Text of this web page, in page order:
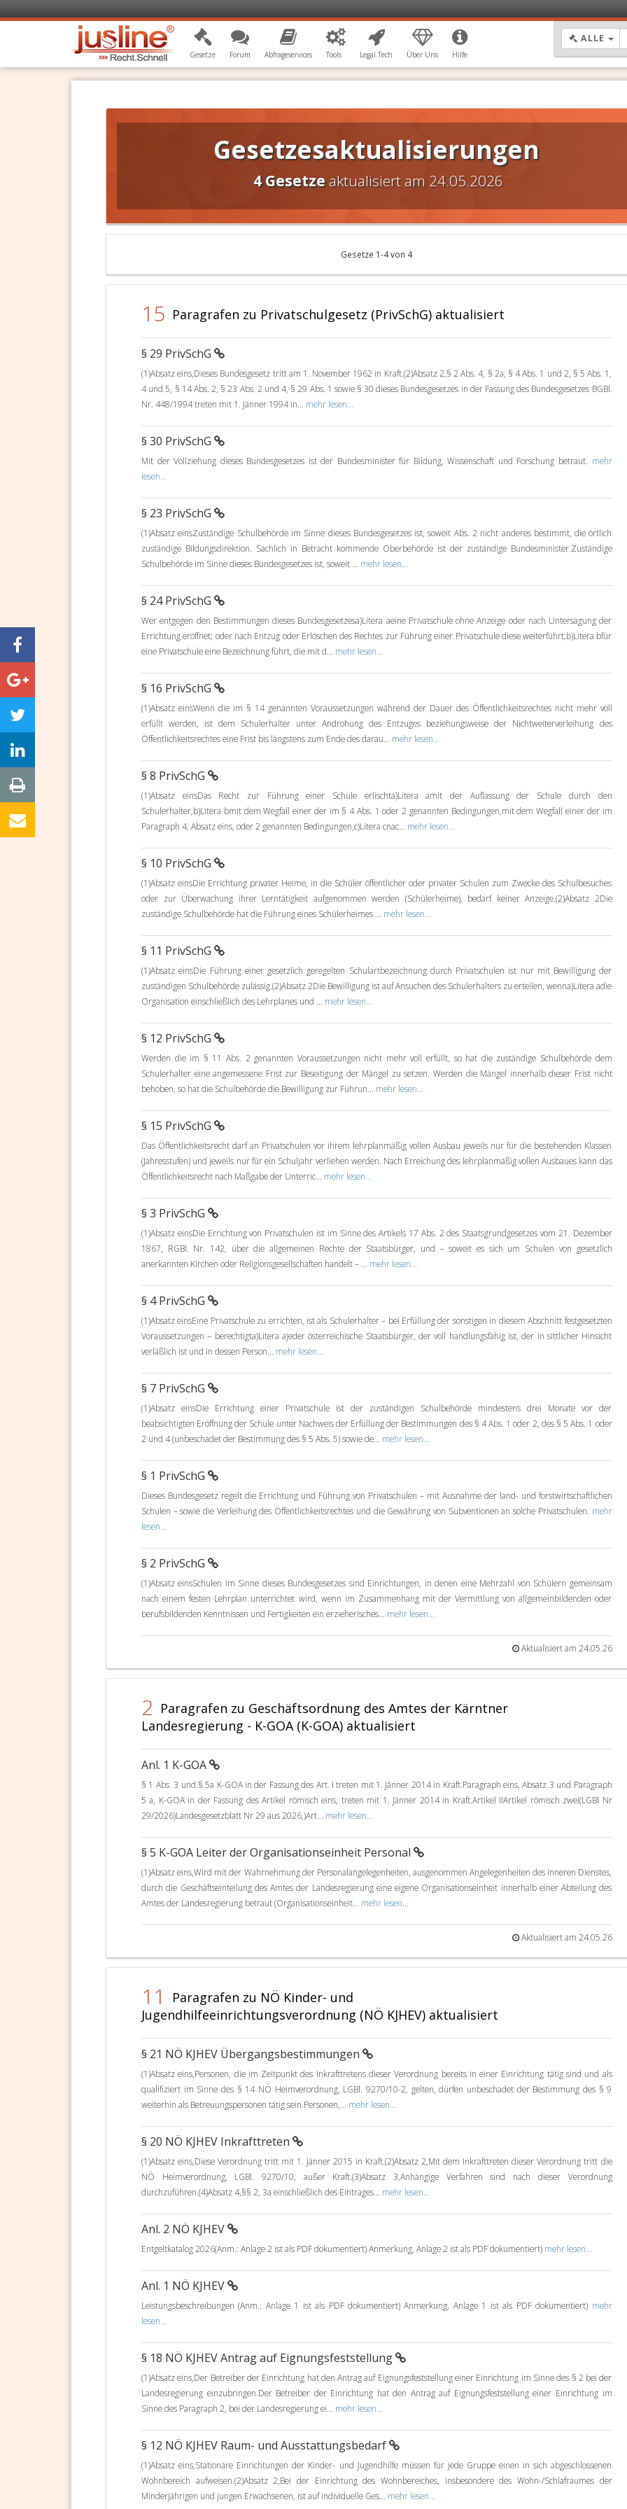
Gesetze Forum Abfrageservices Tools Legal.Tech Über Uns Hilfe
ALLE
Gesetzesaktualisierungen
4 Gesetzeaktualisiert am 24.05.2026
Gesetze 1-4 von 4
15 Paragrafen zu Privatschulgesetz (PrivSchG) aktualisiert
§ 29 PrivSchG
(1)Absatz eins,Dieses Bundesgesetz tritt am 1. November 1962 in Kraft.(2)Absatz 2,§ 2 Abs. 4, § 2a, § 4 Abs. 1 und 2, § 5 Abs. 1,
4 und 5, § 14 Abs. 2, § 23 Abs. 2 und 4, § 29 Abs. 1 sowie § 30 dieses Bundesgesetzes in der Fassung des Bundesgesetzes BGBl.
Nr. 448/1994 treten mit 1. Jänner 1994 in... mehr lesen...
§ 30 PrivSchG
Mit der Vollziehung dieses Bundesgesetzes ist der Bundesminister für Bildung, Wissenschaft und Forschung betraut. mehr
lesen...
§ 23 PrivSchG
(1)Absatz einsZuständige Schulbehörde im Sinne dieses Bundesgesetzes ist, soweit Abs. 2 nicht anderes bestimmt, die örtlich
zuständige Bildungsdirektion. Sachlich in Betracht kommende Oberbehörde ist der zuständige Bundesminister.Zuständige
Schulbehörde im Sinne dieses Bundesgesetzes ist, soweit ... mehr lesen...
§ 24 PrivSchG
Wer entgegen den Bestimmungen dieses Bundesgesetzesa)Litera aeine Privatschule ohne Anzeige oder nach Untersagung der
Errichtung eröffnet; oder nach Entzug oder Erlöschen des Rechtes zur Führung einer Privatschule diese weiterführt;b)Litera bfür
eine Privatschule eine Bezeichnung führt, die mit d... mehr lesen...
§ 16 PrivSchG
(1)Absatz einsWenn die im § 14 genannten Voraussetzungen während der Dauer des Öffentlichkeitsrechtes nicht mehr voll
erfüllt werden, ist dem Schulerhalter unter Androhung des Entzuges beziehungsweise der Nichtweiterverleihung des
Öffentlichkeitsrechtes eine Frist bis längstens zum Ende des darau... mehr lesen...
§ 8 PrivSchG
(1)Absatz einsDas Recht zur Führung einer Schule erlischta)Litera amit der Auflassung der Schule durch den
Schulerhalter,b)Litera bmit dem Wegfall einer der im § 4 Abs. 1 oder 2 genannten Bedingungen,mit dem Wegfall einer der im
Paragraph 4, Absatz eins, oder 2 genannten Bedingungen,c)Litera cnac... mehr lesen...
§ 10 PrivSchG
(1)Absatz einsDie Errichtung privater Heime, in die Schüler öffentlicher oder privater Schulen zum Zwecke des Schulbesuches
oder zur Überwachung ihrer Lerntätigkeit aufgenommen werden (Schülerheime), bedarf keiner Anzeige.(2)Absatz 2Die
zuständige Schulbehörde hat die Führung eines Schülerheimes ... mehr lesen...
§ 11 PrivSchG
(1)Absatz einsDie Führung einer gesetzlich geregelten Schulartbezeichnung durch Privatschulen ist nur mit Bewilligung der
zuständigen Schulbehörde zulässig.(2)Absatz 2Die Bewilligung ist auf Ansuchen des Schulerhalters zu erteilen, wenna)Litera adie
Organisation einschließlich des Lehrplanes und ... mehr lesen...
§ 12 PrivSchG
Werden die im § 11 Abs. 2 genannten Voraussetzungen nicht mehr voll erfüllt, so hat die zuständige Schulbehörde dem
Schulerhalter eine angemessene Frist zur Beseitigung der Mängel zu setzen. Werden die Mängel innerhalb dieser Frist nicht
behoben, so hat die Schulbehörde die Bewilligung zur Führun... mehr lesen...
§ 15 PrivSchG
Das Öffentlichkeitsrecht darf an Privatschulen vor ihrem lehrplanmäßig vollen Ausbau jeweils nur für die bestehenden Klassen
(Jahresstufen) und jeweils nur für ein Schuljahr verliehen werden. Nach Erreichung des lehrplanmäßig vollen Ausbaues kann das
Öffentlichkeitsrecht nach Maßgabe der Unterric... mehr lesen...
§ 3 PrivSchG
(1)Absatz einsDie Errichtung von Privatschulen ist im Sinne des Artikels 17 Abs. 2 des Staatsgrundgesetzes vom 21. Dezember
1867, RGBl. Nr. 142, über die allgemeinen Rechte der Staatsbürger, und – soweit es sich um Schulen von gesetzlich
anerkannten Kirchen oder Religionsgesellschaften handelt – ... mehr lesen...
§ 4 PrivSchG
(1)Absatz einsEine Privatschule zu errichten, ist als Schulerhalter – bei Erfüllung der sonstigen in diesem Abschnitt festgesetzten
Voraussetzungen – berechtigta)Litera ajeder österreichische Staatsbürger, der voll handlungsfähig ist, der in sittlicher Hinsicht
verläßlich ist und in dessen Person... mehr lesen...
§ 7 PrivSchG
(1)Absatz einsDie Errichtung einer Privatschule ist der zuständigen Schulbehörde mindestens drei Monate vor der
beabsichtigten Eröffnung der Schule unter Nachweis der Erfüllung der Bestimmungen des § 4 Abs. 1 oder 2, des § 5 Abs. 1 oder
2 und 4 (unbeschadet der Bestimmung des § 5 Abs. 5) sowie de... mehr lesen...
§ 1 PrivSchG
Dieses Bundesgesetz regelt die Errichtung und Führung von Privatschulen – mit Ausnahme der land- und forstwirtschaftlichen
Schulen – sowie die Verleihung des Öffentlichkeitsrechtes und die Gewährung von Subventionen an solche Privatschulen. mehr
lesen...
§ 2 PrivSchG
(1)Absatz einsSchulen im Sinne dieses Bundesgesetzes sind Einrichtungen, in denen eine Mehrzahl von Schülern gemeinsam
nach einem festen Lehrplan unterrichtet wird, wenn im Zusammenhang mit der Vermittlung von allgemeinbildenden oder
berufsbildenden Kenntnissen und Fertigkeiten ein erzieherisches... mehr lesen...
Aktualisiert am 24.05.26
2 Paragrafen zu Geschäftsordnung des Amtes der Kärntner
Landesregierung - K-GOA (K-GOA) aktualisiert
Anl. 1 K-GOA
§ 1 Abs. 3 und § 5a K-GOA in der Fassung des Art. I treten mit 1. Jänner 2014 in Kraft.Paragraph eins, Absatz 3 und Paragraph
5 a, K-GOA in der Fassung des Artikel römisch eins, treten mit 1. Jänner 2014 in Kraft.Artikel IIArtikel römisch zwei(LGBl Nr
29/2026)Landesgesetzblatt Nr 29 aus 2026,)Art... mehr lesen...
§ 5 K-GOA Leiter der Organisationseinheit Personal
(1)Absatz eins,Wird mit der Wahrnehmung der Personalangelegenheiten, ausgenommen Angelegenheiten des inneren Dienstes,
durch die Geschäftseinteilung des Amtes der Landesregierung eine eigene Organisationseinheit innerhalb einer Abteilung des
Amtes der Landesregierung betraut (Organisationseinheit... mehr lesen...
Aktualisiert am 24.05.26
11
Paragrafen zu NÖ Kinder- und
Jugendhilfeeinrichtungsverordnung (NÖ KJHEV) aktualisiert
§ 21 NÖ KJHEV Übergangsbestimmungen
(1)Absatz eins,Personen, die im Zeitpunkt des Inkrafttretens dieser Verordnung bereits in einer Einrichtung tätig sind und als
qualifiziert im Sinne des § 14 NÖ Heimverordnung, LGBl. 9270/10-2, gelten, dürfen unbeschadet der Bestimmung des § 9
weiterhin als Betreuungspersonen tätig sein.Personen,... mehr lesen...
§ 20 NÖ KJHEV Inkrafttreten
(1)Absatz eins,Diese Verordnung tritt mit 1. Jänner 2015 in Kraft.(2)Absatz 2,Mit dem Inkrafttreten dieser Verordnung tritt die
NÖ Heimverordnung, LGBl. 9270/10, außer Kraft.(3)Absatz 3,Anhängige Verfahren sind nach dieser Verordnung
durchzuführen.(4)Absatz 4,§§ 2, 3a einschließlich des Eintrages... mehr lesen...
Anl. 2 NÖ KJHEV
Entgeltkatalog 2026(Anm.: Anlage 2 ist als PDF dokumentiert) Anmerkung, Anlage 2 ist als PDF dokumentiert) mehr lesen...
Anl. 1 NÖ KJHEV
Leistungsbeschreibungen (Anm.: Anlage 1 ist als PDF dokumentiert) Anmerkung, Anlage 1 ist als PDF dokumentiert) mehr
lesen...
§ 18 NÖ KJHEV Antrag auf Eignungsfeststellung
(1)Absatz eins,Der Betreiber der Einrichtung hat den Antrag auf Eignungsfeststellung einer Einrichtung im Sinne des § 2 bei der
Landesregierung einzubringen.Der Betreiber der Einrichtung hat den Antrag auf Eignungsfeststellung einer Einrichtung im
Sinne des Paragraph 2, bei der Landesregierung ei... mehr lesen...
§ 12 NÖ KJHEV Raum- und Ausstattungsbedarf
(1)Absatz eins,Stationäre Einrichtungen der Kinder- und Jugendhilfe müssen für jede Gruppe einen in sich abgeschlossenen
Wohnbereich aufweisen.(2)Absatz 2,Bei der Einrichtung des Wohnbereiches, insbesondere des Wohn-/Schlafraumes der
Minderjährigen und jungen Erwachsenen, ist auf individuelle Ges... mehr lesen...
11,90 €